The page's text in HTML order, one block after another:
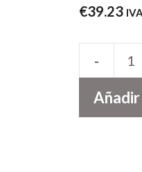
€39.23
DAMPER
FSTB